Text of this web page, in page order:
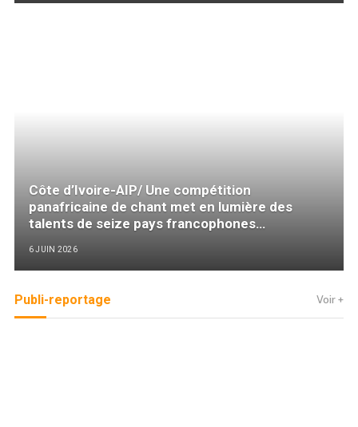
Côte d’Ivoire-AIP/ Une compétition
panafricaine de chant met en lumière des
talents de seize pays francophones
6 JUIN 2026
Publi-reportage Voir +